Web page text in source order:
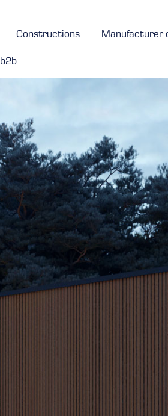
Constructions Manufacturer
b2b